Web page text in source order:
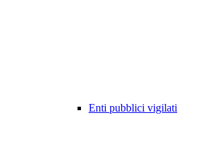
Enti pubblici vigilati